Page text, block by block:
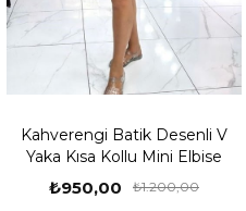
Kahverengi Batik Desenli V
Yaka Kısa Kollu Mini Elbise
₺950,00 ₺1.200,00